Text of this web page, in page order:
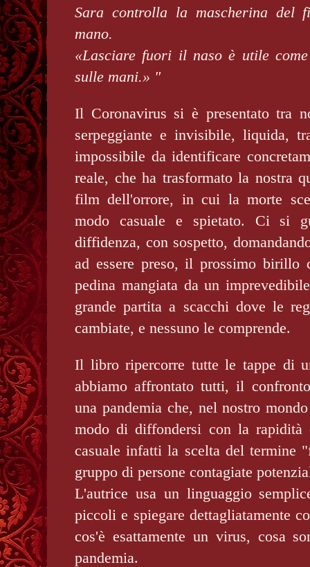
Sara controlla la mascherina del
mano.
«Lasciare fuori il naso è utile
sulle mani.» "
Il Coronavirus si è presentato tra
serpeggiante e invisibile, liquida,
impossibile da identificare
reale, che ha trasformato la nostra
film dell'orrore, in cui la morte
modo casuale e spietato. Ci si
diffidenza, con sospetto,
ad essere preso, il prossimo birillo
pedina mangiata da un
grande partita a scacchi dove le
cambiate, e nessuno le comprende.
Il libro ripercorre tutte le tappe di
abbiamo affrontato tutti, il
una pandemia che, nel nostro
modo di diffondersi con la
casuale infatti la scelta del termine
gruppo di persone contagiate
L'autrice usa un linguaggio
piccoli e spiegare dettagliatamente
cos'è esattamente un virus, cosa
pandemia.